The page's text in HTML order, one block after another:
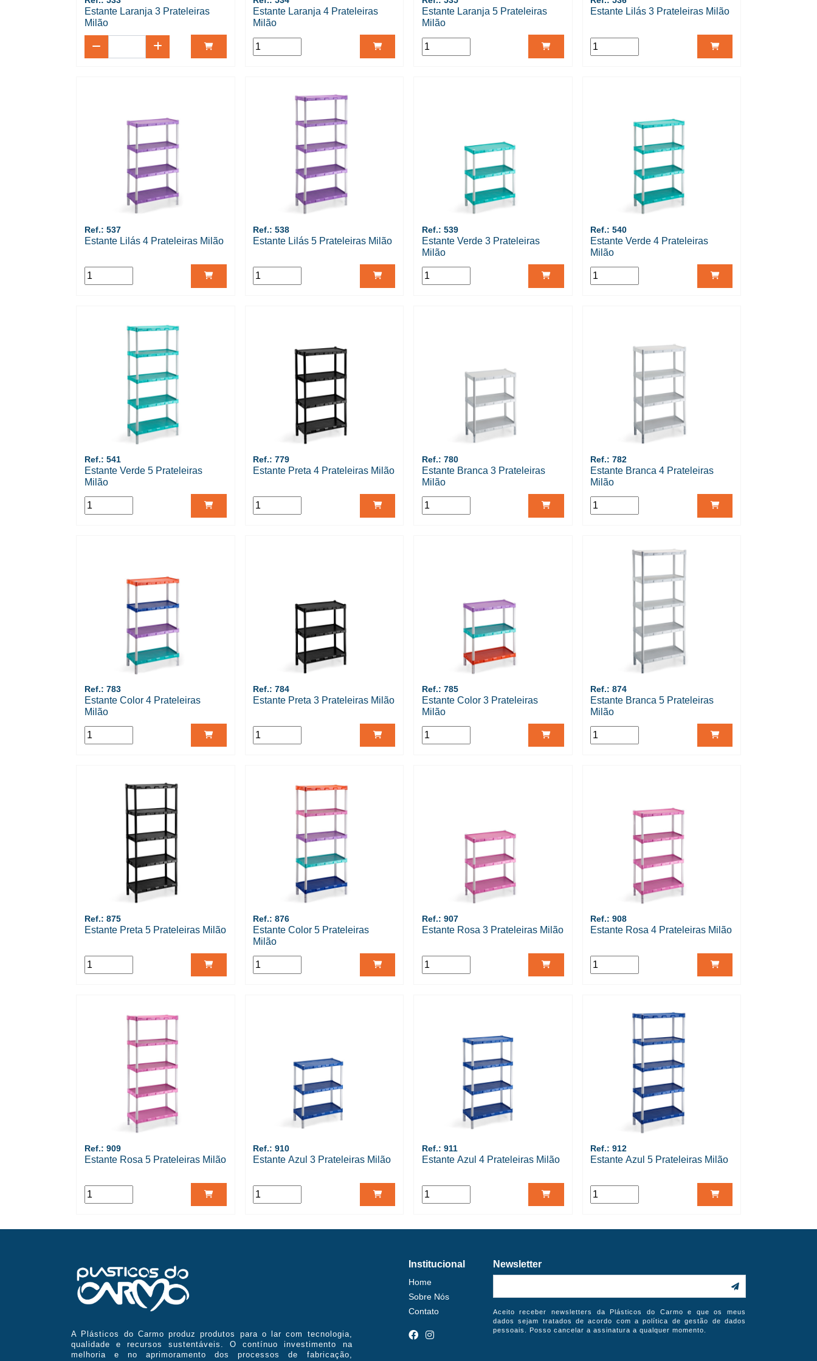
Estante Laranja 3 Prateleiras
Milão
Estante Laranja 4 Prateleiras
Milão
Estante Laranja 5 Prateleiras
Milão
Estante Lilás 3 Prateleiras Milão
Ref.: 537
Estante Lilás 4 Prateleiras Milão
Ref.: 538
Estante Lilás 5 Prateleiras Milão
Ref.: 539
Estante Verde 3 Prateleiras
Milão
Ref.: 540
Estante Verde 4 Prateleiras
Milão
Ref.: 541
Estante Verde 5 Prateleiras
Milão
Ref.: 779
Estante Preta 4 Prateleiras Milão
Ref.: 780
Estante Branca 3 Prateleiras
Milão
Ref.: 782
Estante Branca 4 Prateleiras
Milão
Ref.: 783
Estante Color 4 Prateleiras
Milão
Ref.: 784
Estante Preta 3 Prateleiras Milão
Ref.: 785
Estante Color 3 Prateleiras
Milão
Ref.: 874
Estante Branca 5 Prateleiras
Milão
Ref.: 875
Estante Preta 5 Prateleiras Milão
Ref.: 876
Estante Color 5 Prateleiras
Milão
Ref.: 907
Estante Rosa 3 Prateleiras Milão
Ref.: 908
Estante Rosa 4 Prateleiras Milão
Ref.: 909
Estante Rosa 5 Prateleiras Milão
Ref.: 910
Estante Azul 3 Prateleiras Milão
Ref.: 911
Estante Azul 4 Prateleiras Milão
Ref.: 912
Estante Azul 5 Prateleiras Milão
A Plásticos do Carmo produz produtos para o lar com tecnologia,
qualidade e recursos sustentáveis. O contínuo investimento na
melhoria e no aprimoramento dos processos de fabricação,
Institucional
Home
Sobre Nós
Contato
Newsletter
Aceito receber newsletters da Plásticos do Carmo e que os meus
dados sejam tratados de acordo com a política de gestão de dados
pessoais. Posso cancelar a assinatura a qualquer momento.